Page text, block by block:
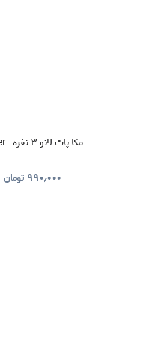
مکا پات لانو ۳ نفره - Silver
۹۹۰٫۰۰۰ تومان